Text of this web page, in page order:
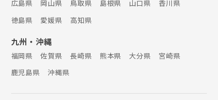
広島県 岡山県 鳥取県 島根県 山口県
香川県
徳島県
愛媛県 高知県
九州・沖縄
福岡県 佐賀県 長崎県 熊本県 大分県
宮崎県
鹿児島県
沖縄県